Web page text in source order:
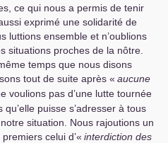
ce qui nous a permis de tenir
exprimé une solidarité de
luttions ensemble et n’oublions
situations proches de la nôtre.
temps que nous disons
tout de suite après « aucune
voulions pas d’une lutte tournée
puisse s’adresser à tous
situation. Nous rajoutions un
celui d’« interdiction des